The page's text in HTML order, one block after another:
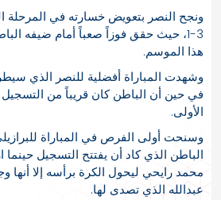
ونجح النصر بتعويض خسارته في المرحلة
3-1، حيث حقق فوزاً صعباً أمام ضيفه
هذا الموسم.
وشهدت المباراة أفضلية للنصر الذي
في حين أن الباطن كان قريباً من
الأولى.
وسنحت أولى الفرص في المباراة
الباطن الذي كاد أن يفتتح التسجيل حينما
محمد رايحي ليحول الكرة برأسه إلا أنها
عبدالله الذي تصدى لها.